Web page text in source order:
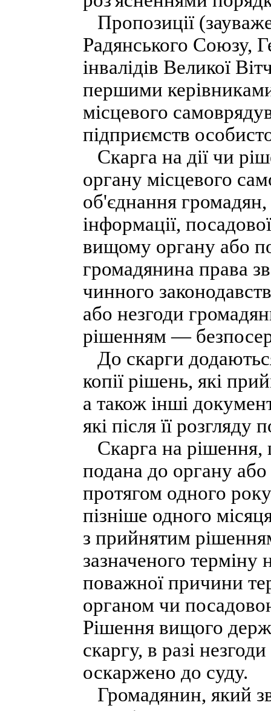
Пропозиції
Радянського Союзу,
інвалідів Великої
першими
місцевого
підприємств
Скарга на дії чи
органу місцевого
об'єднання громадян,
інформації,
вищому органу або
громадянина права
чинного
або незгоди
рішенням —
До скарги
копії рішень, які
а також інші
які після її
Скарга на
подана до органу
протягом одного
пізніше одного
з прийнятим
зазначеного
поважної причини
органом чи
Рішення вищого
скаргу, в разі
оскаржено до суду.
Громадянин, який